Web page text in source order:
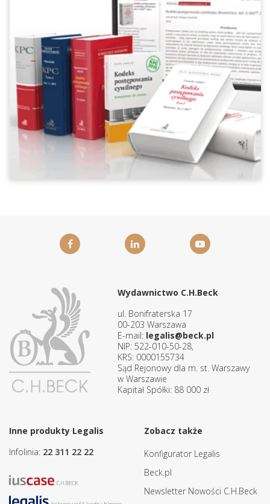
Wydawnictwo C.H.Beck
ul. Bonifraterska 17
00-203 Warszawa
E-mail: legalis@beck.pl
NIP: 522-010-50-28,
KRS: 0000155734
Sąd Rejonowy dla m. st. Warszawy
w Warszawie
Kapitał Spółki: 88 000 zł
Inne produkty Legalis
Infolinia: 22 311 22 22
Zobacz także
Konfigurator Legalis
Beck.pl
Newsletter Nowości C.H.Beck